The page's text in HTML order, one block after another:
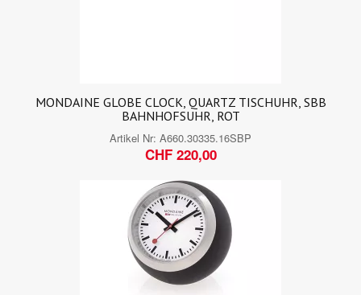
MONDAINE GLOBE CLOCK, QUARTZ TISCHUHR, SBB
BAHNHOFSUHR, ROT
Artikel Nr: A660.30335.16SBP
CHF 220,00